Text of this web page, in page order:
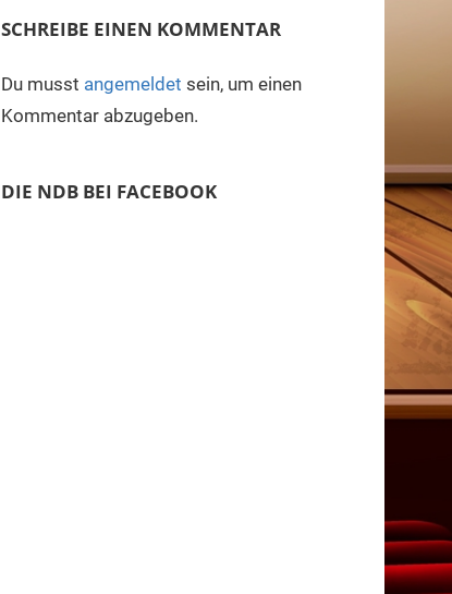
SCHREIBE EINEN KOMMENTAR
Du musst angemeldet sein, um einen
Kommentar abzugeben.
DIE NDB BEI FACEBOOK